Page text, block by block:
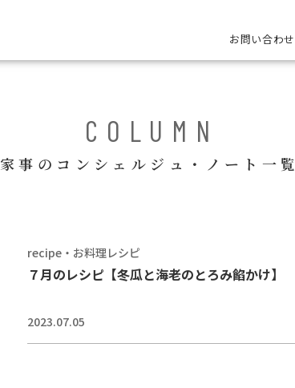
お問い合わせ
COLUMN
家事のコンシェルジュ・ノート一覧
recipe・お料理レシピ
７月のレシピ【冬瓜と海老のとろみ餡かけ】
2023.07.05